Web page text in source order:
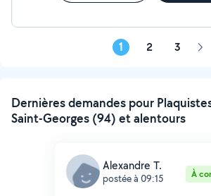
1 2 3
Dernières demandes pour
Saint-Georges (94) et alentours
Alexandre T.
postée à 09:15 À